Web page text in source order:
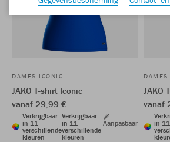
DAMES ICONIC
JAKO T-shirt Iconic
vanaf 29,99 €
Verkrijgbaar
in 11
verschillende
kleuren
Verkrijgbaar
in 11
verschillende
kleuren
Aanpasbaar
JAKO
vanaf
in 11